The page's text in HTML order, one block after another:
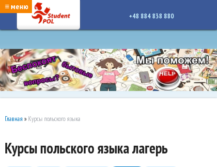
google-site-verification: google7a917c261df1566b.htmlgoogle-site-verification:
google7a917c261df1566b.html
≡ меню
+48 884 838 880
Главная » Курсы польского языка
Курсы польского языка лагерь